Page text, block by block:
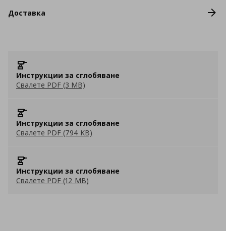
Доставка
Инструкции за сглобяване
Свалете PDF (3 MB)
Инструкции за сглобяване
Свалете PDF (794 KB)
Инструкции за сглобяване
Свалете PDF (12 MB)